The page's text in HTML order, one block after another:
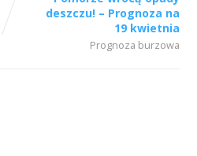
deszczu! – Prognoza na
19 kwietnia
Prognoza burzowa